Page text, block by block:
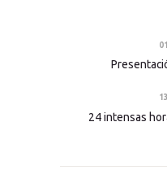
24 intensas